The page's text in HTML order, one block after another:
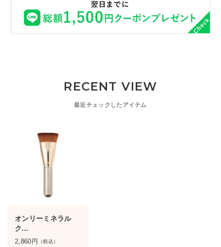
RECENT VIEW
最近チェックしたアイテム
オンリーミネラル
ク...
2,860 円 （税込）